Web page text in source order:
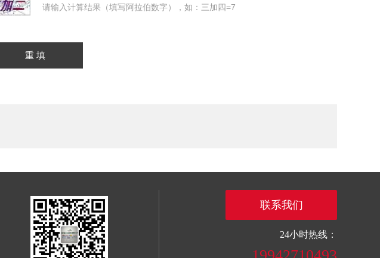
请输入计算结果（填写阿拉伯数字），如：三加四=7
联系我们
24小时热线：